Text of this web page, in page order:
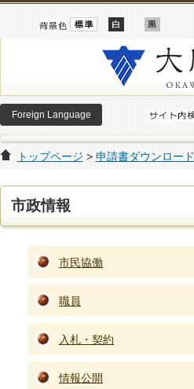
Foreign Language
トップページ > 申請書ダウンロード
市政情報
市民協働
職員
入札・契約
情報公開